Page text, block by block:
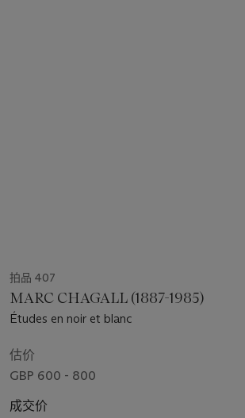
拍品 407
MARC CHAGALL (1887-1985)
Études en noir et blanc
估价
GBP 600 - 800
成交价